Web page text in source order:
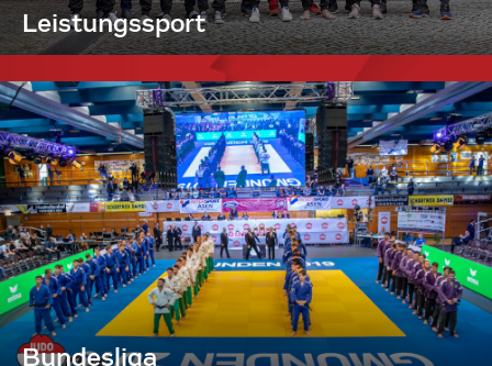
Leistungssport
Bundesliga